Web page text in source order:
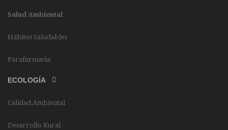
Salud Ambiental
Hábitos Saludables
Parafarmacia
ECOLOGÍA
Calidad Ambiental
Desarrollo Rural